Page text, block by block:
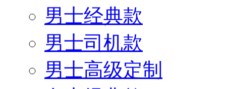
男士经典款
男士司机款
男士高级定制